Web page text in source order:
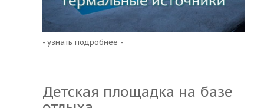
- узнать подробнее -
Детская площадка на базе